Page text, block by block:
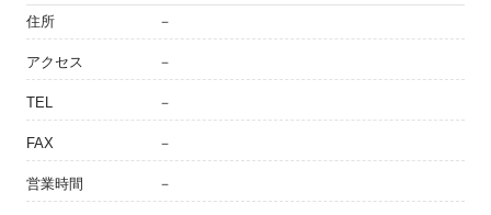
住所 －
アクセス －
TEL －
FAX －
営業時間 －